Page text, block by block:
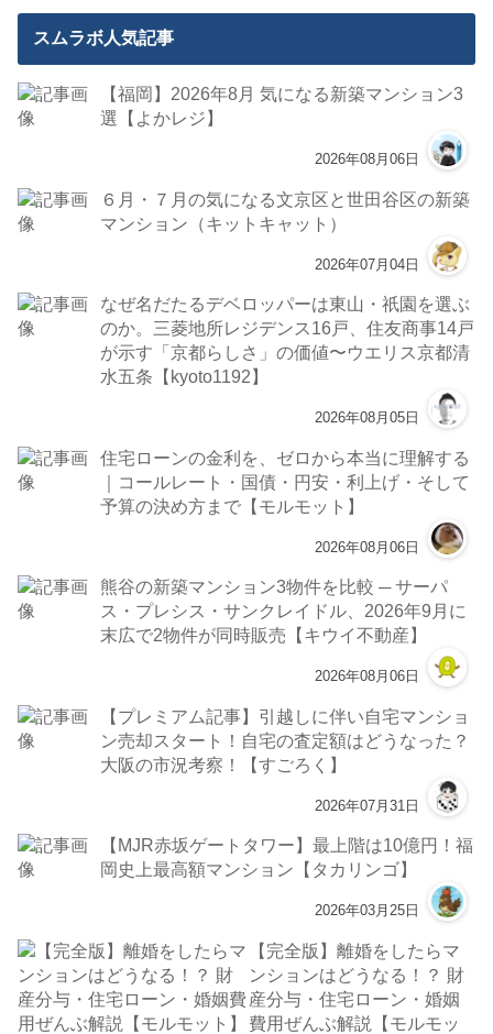
スムラボ人気記事
【福岡】2026年8月 気になる新築マンション3
選【よかレジ】
2026年08月06日
６月・７月の気になる文京区と世田谷区の新築
マンション（キットキャット）
2026年07月04日
なぜ名だたるデベロッパーは東山・祇園を選ぶ
のか。三菱地所レジデンス16戸、住友商事14戸
が示す「京都らしさ」の価値〜ウエリス京都清
水五条【kyoto1192】
2026年08月05日
住宅ローンの金利を、ゼロから本当に理解する
｜コールレート・国債・円安・利上げ・そして
予算の決め方まで【モルモット】
2026年08月06日
熊谷の新築マンション3物件を比較 ─ サーパ
ス・プレシス・サンクレイドル、2026年9月に
末広で2物件が同時販売【キウイ不動産】
2026年08月06日
【プレミアム記事】引越しに伴い自宅マンショ
ン売却スタート！自宅の査定額はどうなった？
大阪の市況考察！【すごろく】
2026年07月31日
【MJR赤坂ゲートタワー】最上階は10億円！福
岡史上最高額マンション【タカリンゴ】
2026年03月25日
【完全版】離婚をしたらマ
ンションはどうなる！？ 財
産分与・住宅ローン・婚姻
費用ぜんぶ解説【モルモッ